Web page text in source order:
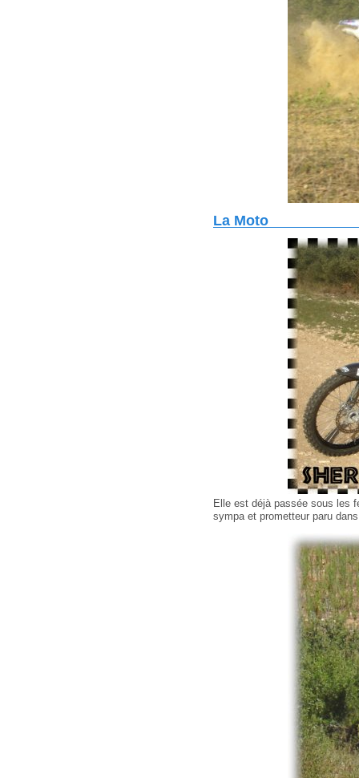
La Moto
Elle est déjà passée sous les
sympa et prometteur paru